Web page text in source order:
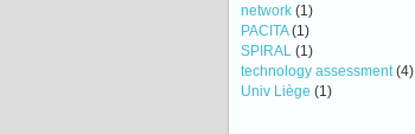
network (1)
PACITA(1)
SPIRAL (1)
technology assessment(4)
Univ Liège (1)